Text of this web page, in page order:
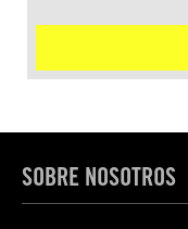
SOBRE NOSOTROS